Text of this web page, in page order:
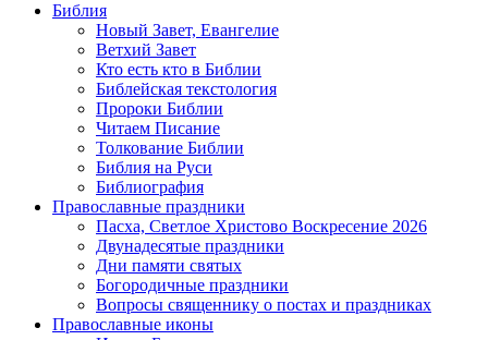
Библия
Новый Завет, Евангелие
Ветхий Завет
Кто есть кто в Библии
Библейская текстология
Пророки Библии
Читаем Писание
Толкование Библии
Библия на Руси
Библиография
Православные праздники
Пасха, Светлое Христово Воскресение 2026
Двунадесятые праздники
Дни памяти святых
Богородичные праздники
Вопросы священнику о постах и праздниках
Православные иконы